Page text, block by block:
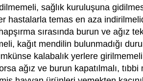
sağlık kuruluşuna
hastalarla temas en aza
sırasında burun ve ağız
kağıt mendilin bulunmadığı
kalabalık yerlere
ağız ve burun kapatılmalı, tıbbi